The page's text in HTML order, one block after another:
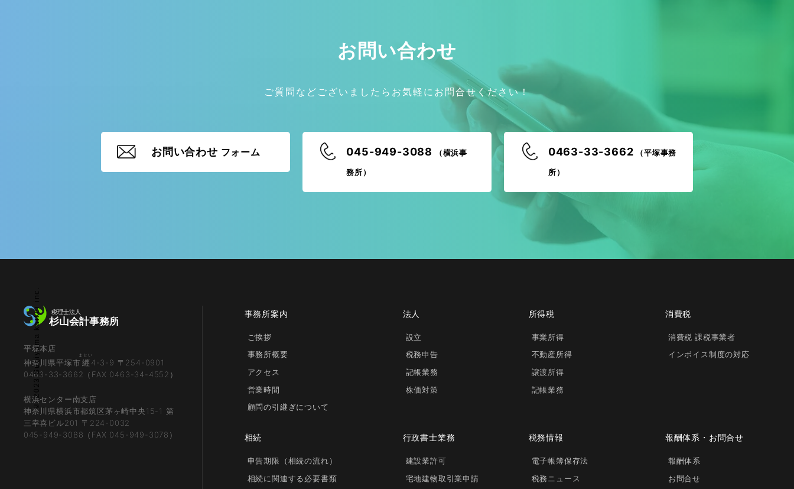
お問い合わせ
ご質問などございましたらお気軽にお問合せください！
お問い合わせ フォーム 045-949-3088 （横浜事
務所）
0463-33-3662 （平塚事務
所）
© 2023 Sugiyama kaikei inc.
平塚本店
神奈川県平塚市纒
まとい
4-3-9 〒254-0901
0463-33-3662（FAX 0463-34-4552）
横浜センター南支店
神奈川県横浜市都筑区茅ヶ崎中央15-1 第
三幸喜ビル201 〒224-0032
045-949-3088（FAX 045-949-3078）
事務所案内
ご挨拶
事務所概要
アクセス
営業時間
顧問の引継ぎについて
法人
設立
税務申告
記帳業務
株価対策
所得税
事業所得
不動産所得
譲渡所得
記帳業務
消費税
消費税 課税事業者
インボイス制度の対応
相続
申告期限（相続の流れ）
相続に関連する必要書類
行政書士業務
建設業許可
宅地建物取引業申請
税務情報
電子帳簿保存法
税務ニュース
報酬体系・お問合せ
報酬体系
お問合せ